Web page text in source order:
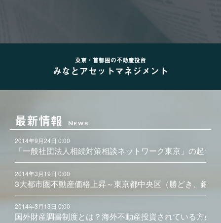
東京・首都圏の不動産投資
みなとアセットマネジメント
最新情報 News
2014年9月24日 0:00
「一般社団法人相続対策相談ネットワーク東京」の起ち
2014年3月19日 0:00
3大都市圏不動産価格上昇～東京都中央区（勝どき、銀座
2014年3月13日 0:00
国外財産調書制度とは？海外不動産投資されている方必見